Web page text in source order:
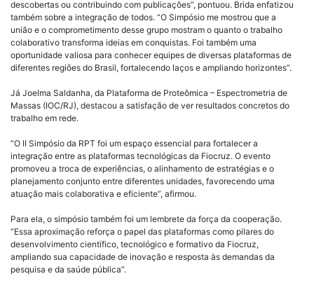
descobertas ou contribuindo com publicações”, pontuou. Brida enfatizou
também sobre a integração de todos. “O Simpósio me mostrou que a
união e o comprometimento desse grupo mostram o quanto o trabalho
colaborativo transforma ideias em conquistas. Foi também uma
oportunidade valiosa para conhecer equipes de diversas plataformas de
diferentes regiões do Brasil, fortalecendo laços e ampliando horizontes”.
Já Joelma Saldanha, da Plataforma de Proteômica – Espectrometria de
Massas (IOC/RJ), destacou a satisfação de ver resultados concretos do
trabalho em rede.
“O II Simpósio da RPT foi um espaço essencial para fortalecer a
integração entre as plataformas tecnológicas da Fiocruz. O evento
promoveu a troca de experiências, o alinhamento de estratégias e o
planejamento conjunto entre diferentes unidades, favorecendo uma
atuação mais colaborativa e eficiente”, afirmou.
Para ela, o simpósio também foi um lembrete da força da cooperação.
“Essa aproximação reforça o papel das plataformas como pilares do
desenvolvimento científico, tecnológico e formativo da Fiocruz,
ampliando sua capacidade de inovação e resposta às demandas da
pesquisa e da saúde pública”.